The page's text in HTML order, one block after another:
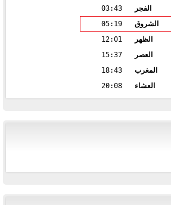
الفجر
03:43
الشروق
05:19
الظهر
12:01
العصر
15:37
المغرب
18:43
العشاء
20:08